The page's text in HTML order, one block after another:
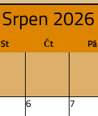
Srpen 2026
St Čt Pá
6 7